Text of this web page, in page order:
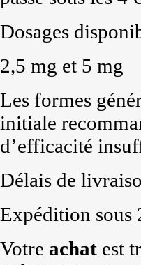
Dosages
2,5 mg et 5 mg
Les formes
initiale
d’efficacité
Délais de
Expédition sous
Votre achat est